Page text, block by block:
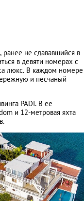
ранее не сдававшийся в
в девяти номерах с
люкс. В каждом номере
и песчаный
PADI. В ее
и 12-метровая яхта